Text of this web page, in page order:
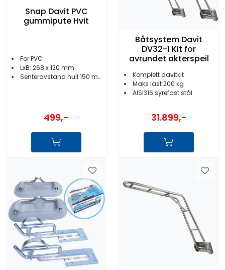
Snap Davit PVC
gummipute Hvit
For PVC
LxB: 268 x 120 mm
Senteravstand hull 150 mm
499,-
Båtsystem Davit
DV32-1 Kit for
avrundet akterspeil
Komplett davitkit
Maks last 200 kg
AISI316 syrefast stål
31.899,-